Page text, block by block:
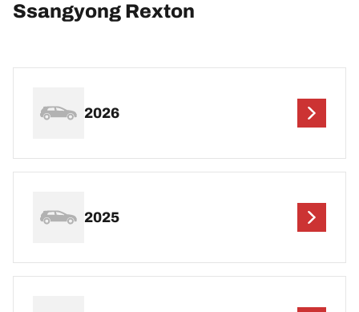
Ssangyong Rexton
2026
2025